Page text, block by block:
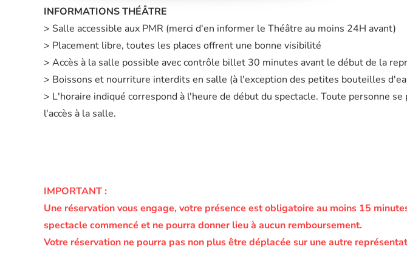
INFORMATIONS THÉÂTRE
> Salle accessible aux PMR (merci d'en informer le Théâtre au moins 24H avant)
> Placement libre, toutes les places offrent une bonne visibilité
> Accès à la salle possible avec contrôle billet 30 minutes avant le début de la
> Boissons et nourriture interdits en salle (à l'exception des petites bouteilles
> L'horaire indiqué correspond à l'heure de début du spectacle. Toute personne
l'accès à la salle.
IMPORTANT :
Une réservation vous engage, votre présence est obligatoire au moins 15
spectacle commencé et ne pourra donner lieu à aucun remboursement.
Votre réservation ne pourra pas non plus être déplacée sur une autre